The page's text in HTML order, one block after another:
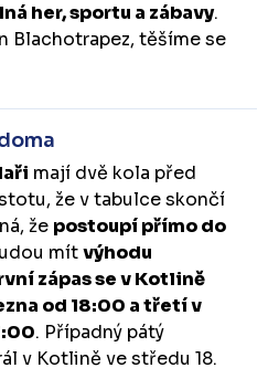
her, sportu a zábavy.
Blachotrapez, těšíme se
mají dvě kola před
že v tabulce skončí
že postoupí přímo do
mítvýhodu
zápas se v Kotlině
od 18:00 a třetí v
. Případný pátý
v Kotlině ve středu 18.